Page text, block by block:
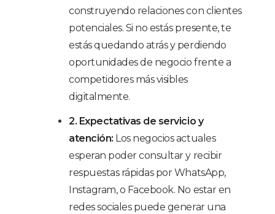
construyendo relaciones con clientes
potenciales. Si no estás presente, te
estás quedando atrás y perdiendo
oportunidades de negocio frente a
competidores más visibles
digitalmente.
2. Expectativas de servicio y
atención: Los negocios actuales
esperan poder consultar y recibir
respuestas rápidas por WhatsApp,
Instagram, o Facebook. No estar en
redes sociales puede generar una